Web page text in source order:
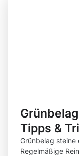
Tipps &
Grünbelag
Regelmäßige